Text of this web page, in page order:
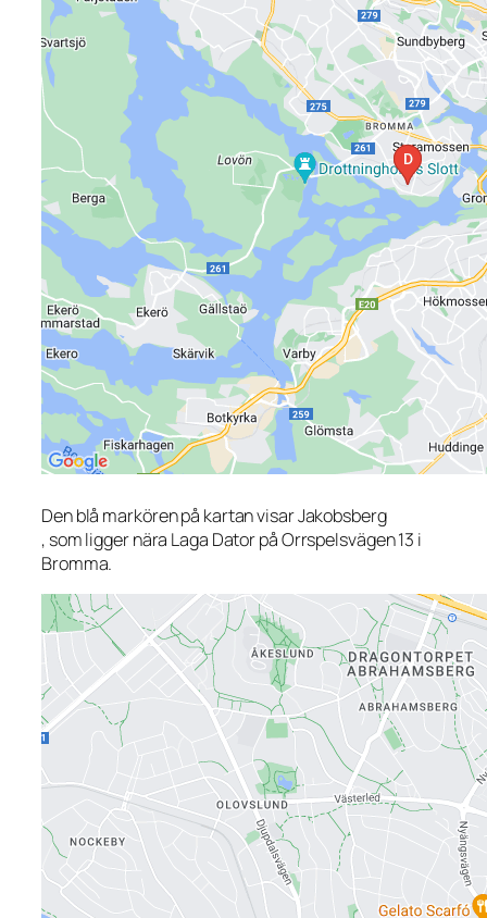
Den blå markören på kartan visar Jakobsberg
, som ligger nära Laga Dator på Orrspelsvägen 13 i
Bromma.